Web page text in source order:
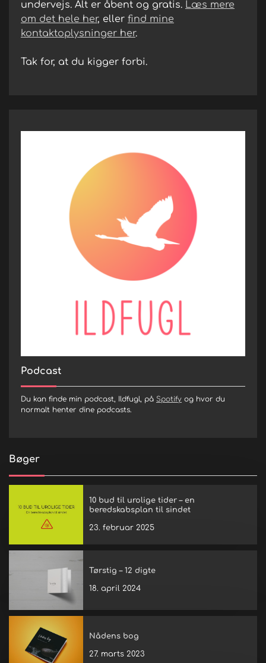
undervejs. Alt er åbent og gratis. Læs mere
om det hele her, eller find mine
kontaktoplysninger her.
Tak for, at du kigger forbi.
Podcast
Du kan finde min podcast, Ildfugl, på Spotify og hvor du
normalt henter dine podcasts.
Bøger
10 bud til urolige tider – en
beredskabsplan til sindet
23. februar 2025
Tørstig – 12 digte
18. april 2024
Nådens bog
27. marts 2023